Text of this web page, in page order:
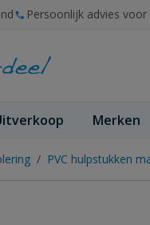
Persoonlijk advies voor
Merken
/ PVC hulpstukken